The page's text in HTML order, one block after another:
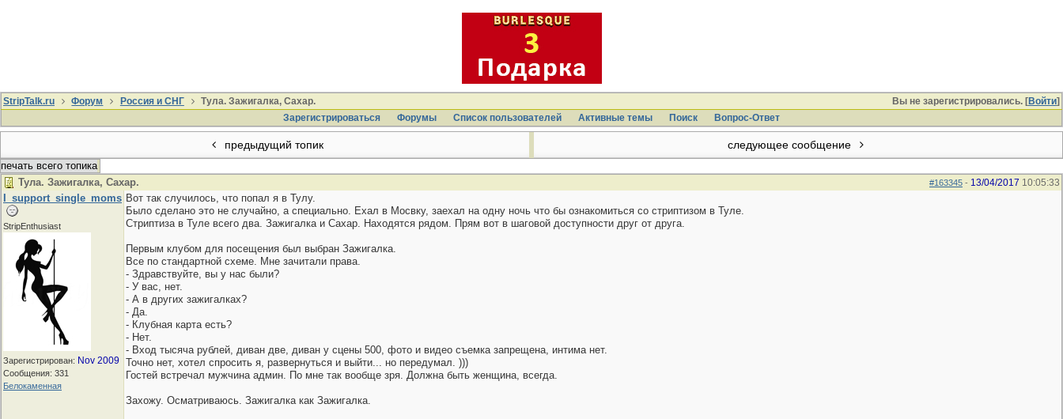
Вы не зарегистрировались. [Войти]
StripTalk.ru Форум Россия и СНГ
Тула. Зажигалка, Сахар.
Зарегистрироваться
Форумы Список пользователей Активные темы Поиcк Вопрос-Ответ
предыдущий топик следующее сообщение
печать всего топика
#163345 - 13/04/2017 10:05:33
Тула. Зажигалка, Сахар.
I_support_single_moms
StripEnthusiast
Зарегистрирован: Nov 2009
Сообщения: 331
Белокаменная
Вот так случилось, что попал я в Тулу.
Было сделано это не случайно, а специально. Ехал в Мосвку, заехал на одну ночь что бы ознакомиться со стриптизом в Туле.
Стриптиза в Туле всего два. Зажигалка и Сахар. Находятся рядом. Прям вот в шаговой доступности друг от друга.
Первым клубом для посещения был выбран Зажигалка.
Все по стандартной схеме. Мне зачитали права.
- Здравствуйте, вы у нас были?
- У вас, нет.
- А в других зажигалках?
- Да.
- Клубная карта есть?
- Нет.
- Вход тысяча рублей, диван две, диван у сцены 500, фото и видео съемка запрещена, интима нет.
Точно нет, хотел спросить я, развернуться и выйти... но передумал. )))
Гостей встречал мужчина админ. По мне так вообще зря. Должна быть женщина, всегда.
Захожу. Осматриваюсь. Зажигалка как Зажигалка.